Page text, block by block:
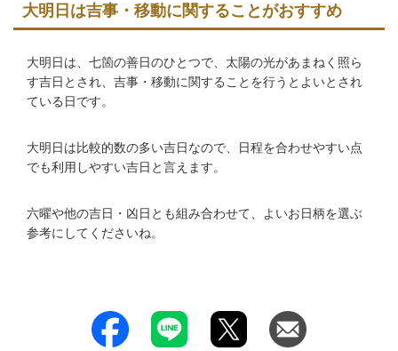
大明日は吉事・移動に関することがおすすめ
大明日は、七箇の善日のひとつで、太陽の光があまねく照ら
す吉日とされ、吉事・移動に関することを行うとよいとされ
ている日です。
大明日は比較的数の多い吉日なので、日程を合わせやすい点
でも利用しやすい吉日と言えます。
六曜や他の吉日・凶日とも組み合わせて、よいお日柄を選ぶ
参考にしてくださいね。